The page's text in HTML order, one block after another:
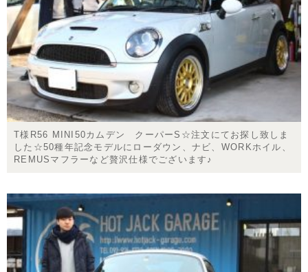
T様R56 MINI50カムデン クーパーS☆注文にてお探し致しま
した☆50種年記念モデルにローダウン、ナビ、WORKホイル、
REMUSマフラーなど贅沢仕様でございます♪